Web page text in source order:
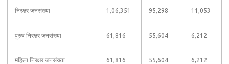
निरक्षर जनसंख्या 1,06,351 95,298 11,053
पुरुष निरक्षर जनसंख्या 61,816 55,604 6,212
महिला निरक्षर जनसंख्या 61,816 55,604 6,212